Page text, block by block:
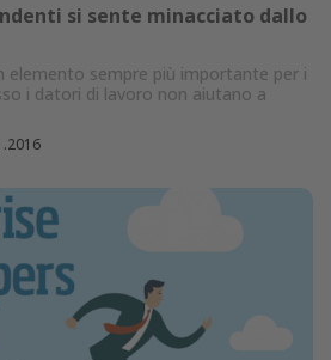
si sente minacciato dallo
elemento sempre più importante per i
i datori di lavoro non aiutano a